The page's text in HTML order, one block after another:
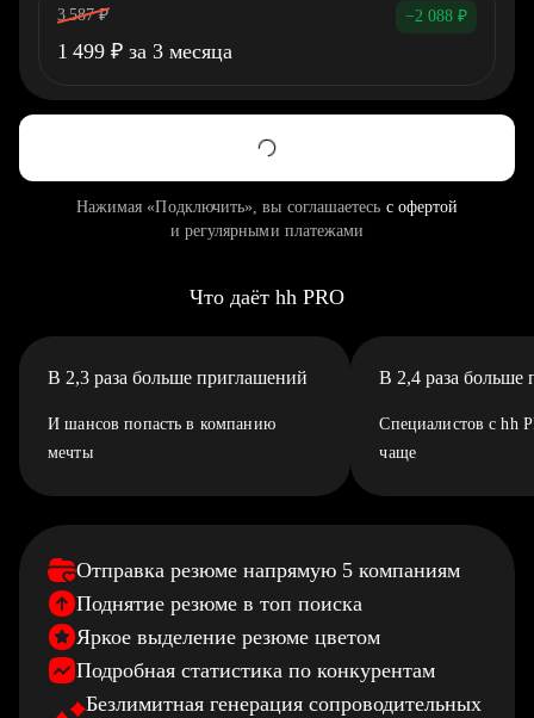
3 587 ₽ −2 088 ₽
1 499 ₽ за 3 месяца
Нажимая «Подключить», вы соглашаетесь с офертой
и регулярными платежами
Что даёт hh PRO
В 2,3 раза больше приглашений
И шансов попасть в компанию
мечты
В 2,4 раза больше
Специалистов с hh
чаще
Отправка резюме напрямую 5 компаниям
Поднятие резюме в топ поиска
Яркое выделение резюме цветом
Подробная статистика по конкурентам
Безлимитная генерация сопроводительных